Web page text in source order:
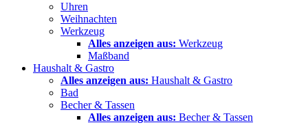
Uhren
Weihnachten
Werkzeug
Alles anzeigen aus: Werkzeug
Maßband
Haushalt & Gastro
Alles anzeigen aus: Haushalt & Gastro
Bad
Becher & Tassen
Alles anzeigen aus: Becher & Tassen